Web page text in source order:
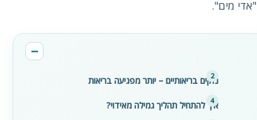
מים".
נזקים בריאותיים – יותר מפגיעה בריאות
איך להתחיל תהליך גמילה מאידוי?